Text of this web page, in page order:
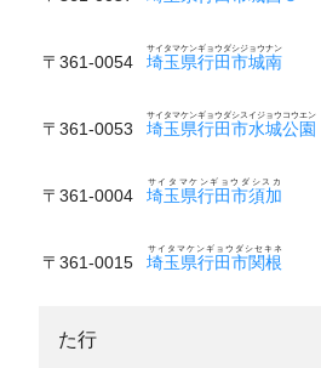
〒361-0054 埼玉県行田市城南
サイタマケンギョウダシジョウナン
〒361-0053 埼玉県行田市水城公園
サイタマケンギョウダシスイジョウコウエン
〒361-0004 埼玉県行田市須加
サイタマケンギョウダシスカ
〒361-0015 埼玉県行田市関根
サイタマケンギョウダシセキネ
た行